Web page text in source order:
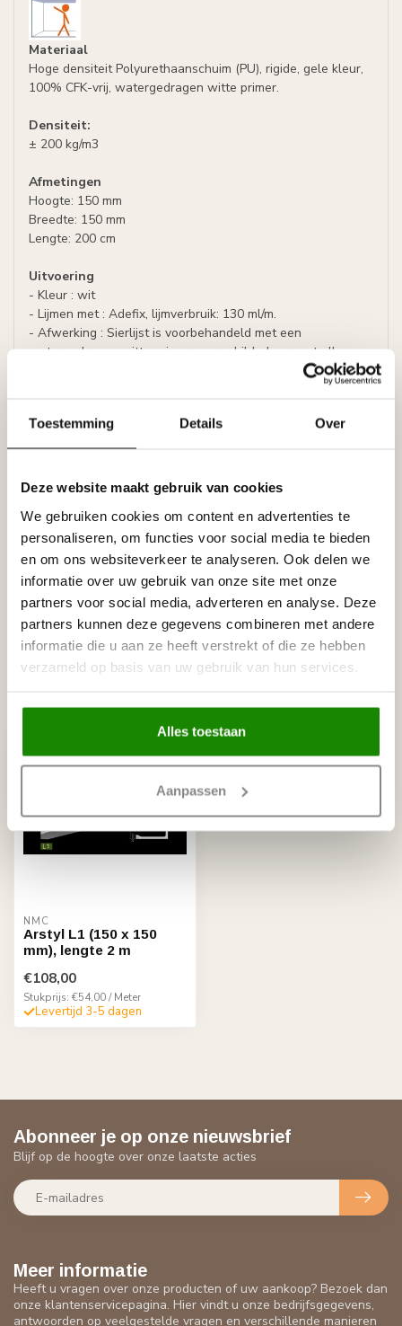
Toestemming Details Over
Deze website maakt gebruik van cookies
We gebruiken cookies om content en advertenties te
personaliseren, om functies voor social media te bieden
en om ons websiteverkeer te analyseren. Ook delen we
informatie over uw gebruik van onze site met onze
partners voor social media, adverteren en analyse. Deze
partners kunnen deze gegevens combineren met andere
informatie die u aan ze heeft verstrekt of die ze hebben
verzameld op basis van uw gebruik van hun services.
Alles toestaan
Aanpassen
Materiaal
Hoge densiteit Polyurethaanschuim (PU), rigide, gele kleur,
100% CFK-vrij, watergedragen witte primer.
Densiteit:
± 200 kg/m3
Afmetingen
Hoogte: 150 mm
Breedte: 150 mm
Lengte: 200 cm
Uitvoering
- Kleur : wit
- Lijmen met : Adefix, lijmverbruik: 130 ml/m.
- Afwerking : Sierlijst is voorbehandeld met een
watergedragen witte primer, overschilderbaar met alle
soorten verf met uitzondering van silicaathoudende verven.
Specificaties
Tags
Gerelateerde producten
NMC
NMC Adefix lijmkoker 310 ml
Op voorraad
€8,95
Recent bekeken
NMC
Arstyl L1 (150 x 150
mm), lengte 2 m
€108,00
Stukprijs: €54,00 / Meter
Levertijd 3-5 dagen
Meer informatie
Heeft u vragen over onze producten of uw aankoop? Bezoek dan
onze klantenservicepagina. Hier vindt u onze bedrijfsgegevens,
antwoorden op veelgestelde vragen en verschillende manieren
Abonneer je op onze nieuwsbrief
Blijf op de hoogte over onze laatste acties